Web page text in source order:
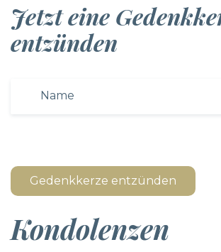
Jetzt eine
entzünden
Gedenkkerze entzünden
Kondolenzen